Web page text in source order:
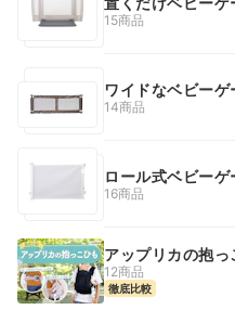
15商品
ワイドなベビーゲ
14商品
ロール式ベビーゲ
16商品
アップリカの抱っ
12商品
徹底比較